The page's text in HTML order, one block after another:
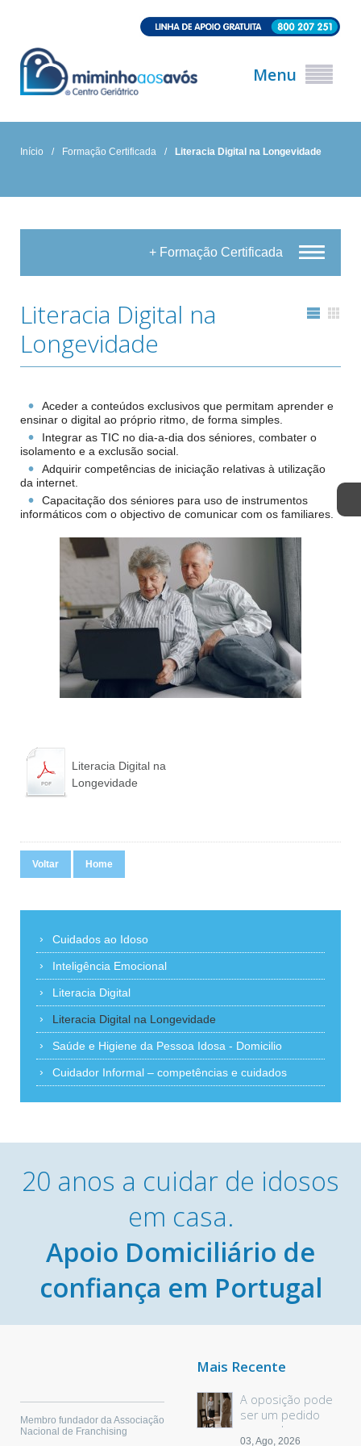
Menu
Início / Formação Certificada / Literacia Digital na Longevidade
+ Formação Certificada
Literacia Digital na
Longevidade
Aceder a conteúdos exclusivos que permitam aprender e
ensinar o digital ao próprio ritmo, de forma simples.
Integrar as TIC no dia-a-dia dos séniores, combater o
isolamento e a exclusão social.
Adquirir competências de iniciação relativas à utilização
da internet.
Capacitação dos séniores para uso de instrumentos
informáticos com o objectivo de comunicar com os familiares.
Literacia Digital na
Longevidade
Voltar Home
Cuidados ao Idoso
Inteligência Emocional
Literacia Digital
Literacia Digital na Longevidade
Saúde e Higiene da Pessoa Idosa - Domicilio
Cuidador Informal – competências e cuidados
20 anos a cuidar de idosos
em casa.
Apoio Domiciliário de
confiança em Portugal
Membro fundador da Associação
Nacional de Franchising
Mais Recente
A oposição pode
ser um pedido
sem palavras
03, Ago, 2026